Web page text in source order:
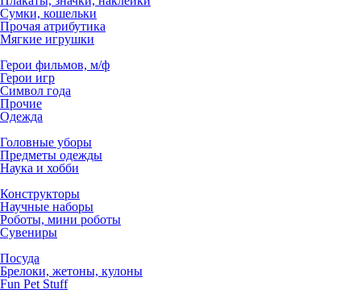
Сумки, кошельки
Прочая атрибутика
Мягкие игрушки
Герои фильмов, м/ф
Герои игр
Символ года
Прочие
Одежда
Головные уборы
Предметы одежды
Наука и хобби
Конструкторы
Научные наборы
Роботы, мини роботы
Сувениры
Посуда
Брелоки, жетоны, кулоны
Fun Pet Stuff